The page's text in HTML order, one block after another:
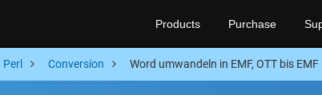
Products Purchase
Perl Conversion Word umwandeln in EMF, OTT bis